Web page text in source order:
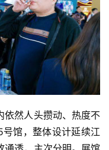
依然人头攒动、热度不
馆，整体设计延续江